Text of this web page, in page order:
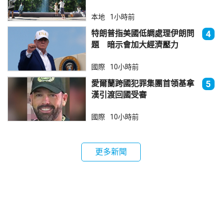
本地 1小時前
特朗普指美國低調處理伊朗問
題 暗示會加大經濟壓力
4
國際 10小時前
愛爾蘭跨國犯罪集團首領基拿
漢引渡回國受審
5
國際 10小時前
更多新聞